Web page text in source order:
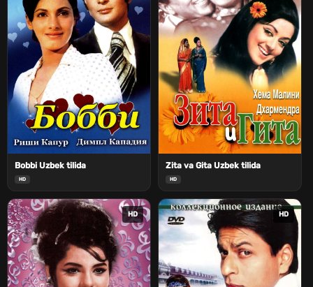
Bobbi Uzbek tilida
HD
Zita va Gita Uzbek tilida
HD
HD HD